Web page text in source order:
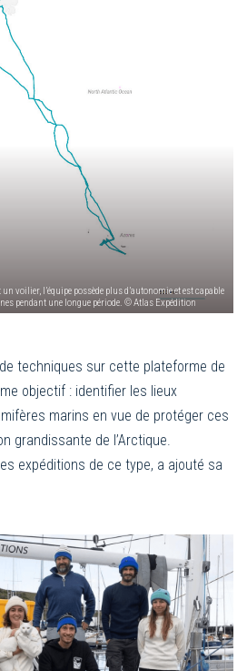
voilier, l’équipe possède plus d’autonomie et est capable
pendant une longue période. © Atlas Expédition
techniques sur cette plateforme de
objectif : identifier les lieux
marins en vue de protéger ces
grandissante de l’Arctique.
expéditions de ce type, a ajouté sa